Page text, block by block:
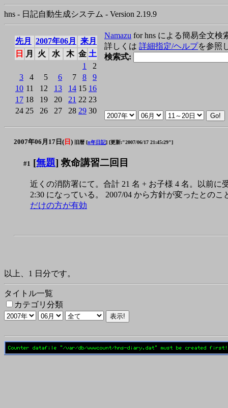
hns - 日記自動生成システム - Version 2.19.9
先月 2007年06月
来月
日
月 火 水 木 金 土
1
2
3
4 5 6 7 8
9
10 11 12 13 14 15 16
17 18 19 20 21 22 23
24 25 26 27 28 29 30
Namazu for hns による簡易全文検
詳しくは 詳細指定/ヘルプを参照
検索式:
2007年06月17日( 日 ) 旧暦 [n年日記] [更新:"2007/06/17 21:45:29"]
#1 [無題] 救命講習二回目
近くの消防署にて。合計 21 名 + お子様 4 名。以前に
2:30 になっている。 2007/04 から方針が変ったとの
だけの方が有効
以上、1 日分です。
タイトル一覧
カテゴリ分類